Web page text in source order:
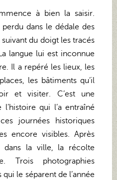
à bien la saisir.
dans le dédale des
du doigt les tracés
langue lui est inconnue
Il a repéré les lieux, les
les bâtiments qu’il
et visiter. C’est une
qui l’a entraîné
journées historiques
encore visibles. Après
dans la ville, la récolte
Trois photographies
le séparent de l’année